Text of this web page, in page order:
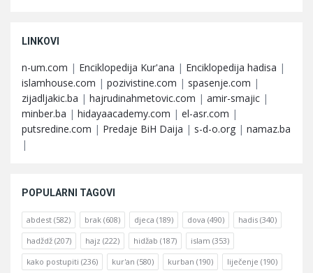
LINKOVI
n-um.com | Enciklopedija Kur'ana | Enciklopedija hadisa |
islamhouse.com | pozivistine.com | spasenje.com |
zijadljakic.ba | hajrudinahmetovic.com | amir-smajic |
minber.ba | hidayaacademy.com | el-asr.com |
putsredine.com | Predaje BiH Daija | s-d-o.org | namaz.ba
|
POPULARNI TAGOVI
abdest (582) brak (608) djeca (189) dova (490) hadis (340)
hadždž (207) hajz (222) hidžab (187) islam (353)
kako postupiti (236) kur'an (580) kurban (190) liječenje (190)